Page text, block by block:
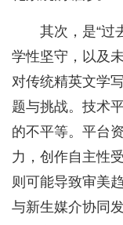
其次，是“过
学性坚守，以及
对传统精英文学
题与挑战。技术
的不平等。平台
力，创作自主性
则可能导致审美
与新生媒介协同